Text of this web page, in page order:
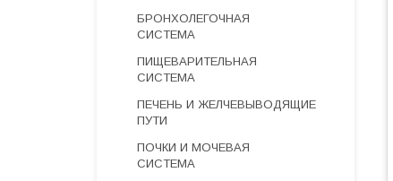
БРОНХОЛЕГОЧНАЯ
СИСТЕМА
ПИЩЕВАРИТЕЛЬНАЯ
СИСТЕМА
ПЕЧЕНЬ И ЖЕЛЧЕВЫВОДЯЩИЕ
ПУТИ
ПОЧКИ И МОЧЕВАЯ
СИСТЕМА